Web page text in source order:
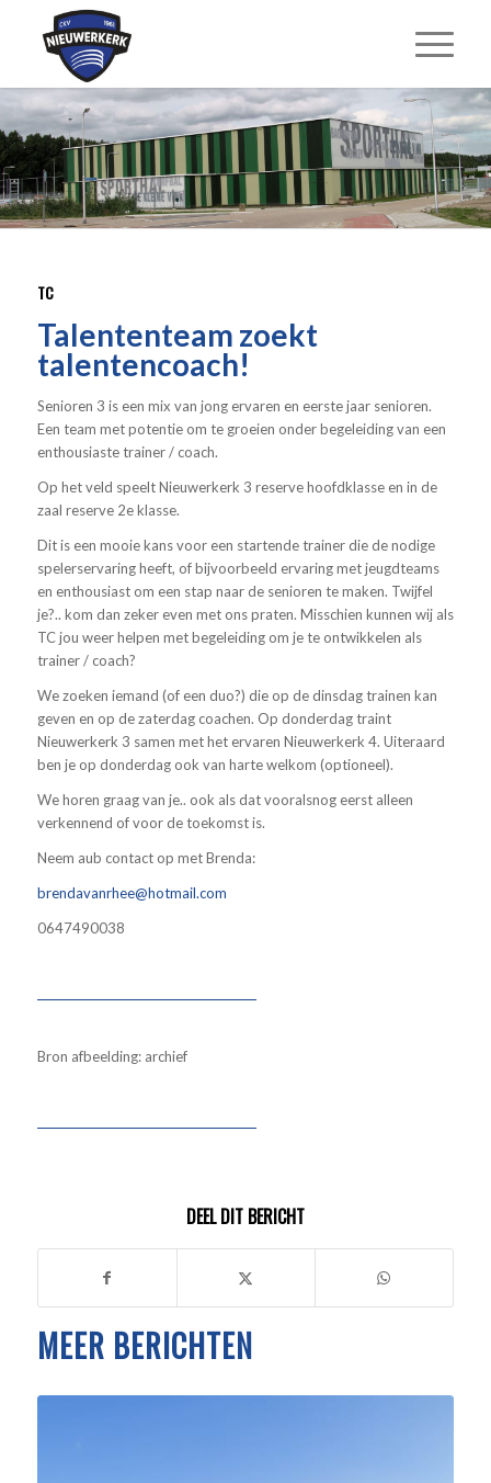
TC
Talententeam zoekt
talentencoach!
Senioren 3 is een mix van jong ervaren en eerste jaar senioren.
Een team met potentie om te groeien onder begeleiding van een
enthousiaste trainer / coach.
Op het veld speelt Nieuwerkerk 3 reserve hoofdklasse en in de
zaal reserve 2e klasse.
Dit is een mooie kans voor een startende trainer die de nodige
spelerservaring heeft, of bijvoorbeeld ervaring met jeugdteams
en enthousiast om een stap naar de senioren te maken. Twijfel
je?.. kom dan zeker even met ons praten. Misschien kunnen wij als
TC jou weer helpen met begeleiding om je te ontwikkelen als
trainer / coach?
We zoeken iemand (of een duo?) die op de dinsdag trainen kan
geven en op de zaterdag coachen. Op donderdag traint
Nieuwerkerk 3 samen met het ervaren Nieuwerkerk 4. Uiteraard
ben je op donderdag ook van harte welkom (optioneel).
We horen graag van je.. ook als dat vooralsnog eerst alleen
verkennend of voor de toekomst is.
Neem aub contact op met Brenda:
brendavanrhee@hotmail.com
0647490038
Bron afbeelding: archief
DEEL DIT BERICHT
MEER BERICHTEN